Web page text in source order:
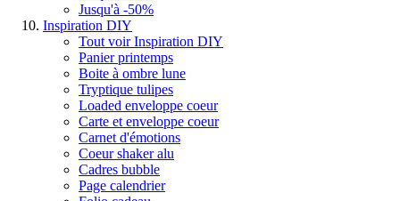
Jusqu'à -50%
Inspiration DIY
Tout voir Inspiration DIY
Panier printemps
Boite à ombre lune
Tryptique tulipes
Loaded enveloppe coeur
Carte et enveloppe coeur
Carnet d'émotions
Coeur shaker alu
Cadres bubble
Page calendrier